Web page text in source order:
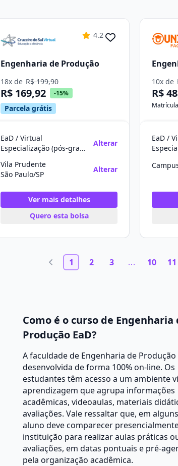
4.2
Engenharia de Produção
18x de R$ 199,90
R$ 169,92 -15%
Parcela grátis
EaD / Virtual
Especialização (pós-graduação)
Alterar
Vila Prudente
São Paulo/SP
Alterar
Ver mais detalhes
Quero esta bolsa
10x de
R$
EaD /
1 2 3 10 11
Como é o curso de Engenharia
Produção EaD?
A faculdade de Engenharia de Produção
desenvolvida de forma 100% on-line. Os
estudantes têm acesso a um ambiente
aprendizagem que agrupa informações
acadêmicas, videoaulas, materiais
avaliações. Vale ressaltar que, em
aluno deve comparecer
instituição para realizar aulas práticas
avaliações, em datas pontuais e pré-
pela organização acadêmica.